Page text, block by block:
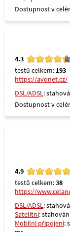
Dostupnost v
4.3
testů celkem: 193
https://avonet.cz/
DSL/ADSL:
Dostupnost v
4.9
testů celkem:38
https://
DSL/ADSL:
Satelitní:
Mobilní připojení: